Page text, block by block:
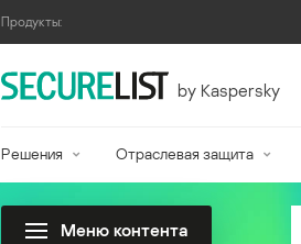
Продукты:
by Kaspersky
Решения Отраслевая защита
Меню контента